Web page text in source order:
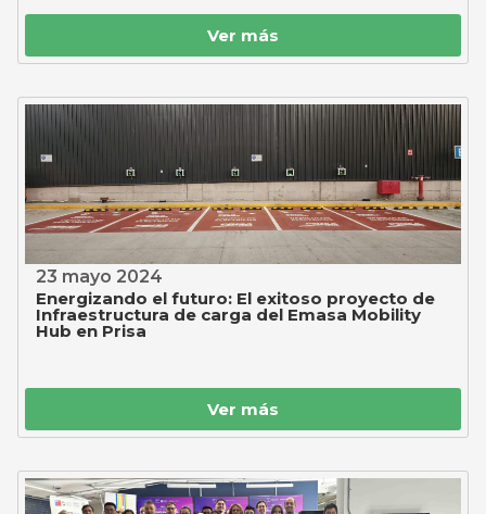
Ver más
23 mayo 2024
Energizando el futuro: El exitoso proyecto de
Infraestructura de carga del Emasa Mobility
Hub en Prisa
Ver más